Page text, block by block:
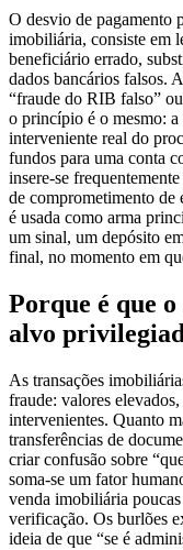
imobiliária, consiste em
beneficiário errado,
dados bancários falsos.
“fraude do RIB falso”
o princípio é o mesmo: a
interveniente real do
fundos para uma conta
insere-se
de comprometimento de
é usada como arma
um sinal, um depósito
final, no momento em
alvo
fraude: valores
intervenientes. Quanto
transferências de
criar confusão sobre
soma-se um fator
venda imobiliária
verificação. Os burlões
ideia de que “se é